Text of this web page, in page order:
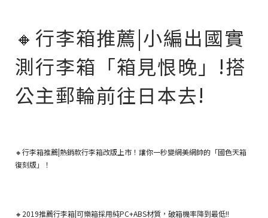
🔸 行李箱推薦|小編出國實
測行李箱「箱見恨晚」!搭
公主郵輪前往日本去!
🔸行李箱推薦|熱銷款行李箱改版上市！讓你一秒變網美網帥的「國色天箱
復刻版」！
🔸2019推薦行李箱|可樂箱採用純PC+ABS材質，破箱機率降到最低!!